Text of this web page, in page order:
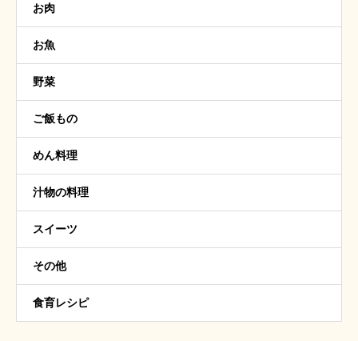
お肉
お魚
野菜
ご飯もの
めん料理
汁物の料理
スイーツ
その他
食育レシピ